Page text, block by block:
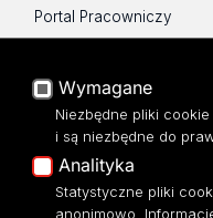
Portal Pracowniczy
Baza Aktów Własnych
Moodle
Eksperci UŁ
Polityka Prywatności
Dostępność
Wymagane
Niezbędne pliki
i są niezbędne do
Analityka
Statystyczne pliki
anonimowo.